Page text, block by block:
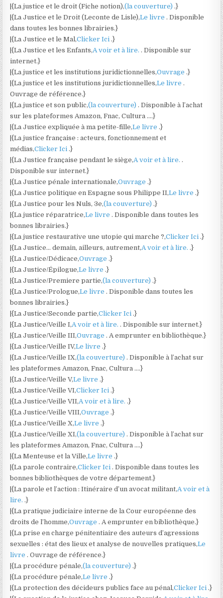
|{La justice et le droit (Fiche notion),(la couverture).}
|{La Justice et le Droit (Leconte de Lisle),Le livre. Disponible
dans toutes les bonnes librairies.}
|{La Justice et le Mal,Clicker Ici.}
|{La Justice et les Enfants,A voir et à lire.. Disponible sur
internet.}
|{La justice et les institutions juridictionnelles,Ouvrage.}
|{La justice et les institutions juridictionnelles,Le livre.
Ouvrage de référence.}
|{La justice et son public,(la couverture). Disponible à l’achat
sur les plateformes Amazon, Fnac, Cultura ….}
|{La Justice expliquée à ma petite-fille,Le livre.}
|{La justice française : acteurs, fonctionnement et
médias,Clicker Ici.}
|{La Justice française pendant le siège,A voir et à lire..
Disponible sur internet.}
|{La Justice pénale internationale,Ouvrage.}
|{La Justice politique en Espagne sous Philippe II,Le livre.}
|{La Justice pour les Nuls, 3e,(la couverture).}
|{La justice réparatrice,Le livre. Disponible dans toutes les
bonnes librairies.}
|{La justice restaurative une utopie qui marche ?,Clicker Ici.}
|{La Justice… demain, ailleurs, autrement,A voir et à lire..}
|{La Justice/Dédicace,Ouvrage.}
|{La Justice/Épilogue,Le livre.}
|{La Justice/Premiere partie,(la couverture).}
|{La Justice/Prologue,Le livre. Disponible dans toutes les
bonnes librairies.}
|{La Justice/Seconde partie,Clicker Ici.}
|{La Justice/Veille I,A voir et à lire.. Disponible sur internet.}
|{La Justice/Veille III,Ouvrage. A emprunter en bibliothèque.}
|{La Justice/Veille IV,Le livre.}
|{La Justice/Veille IX,(la couverture). Disponible à l’achat sur
les plateformes Amazon, Fnac, Cultura ….}
|{La Justice/Veille V,Le livre.}
|{La Justice/Veille VI,Clicker Ici.}
|{La Justice/Veille VII,A voir et à lire..}
|{La Justice/Veille VIII,Ouvrage.}
|{La Justice/Veille X,Le livre.}
|{La Justice/Veille XI,(la couverture). Disponible à l’achat sur
les plateformes Amazon, Fnac, Cultura ….}
|{La Menteuse et la Ville,Le livre.}
|{La parole contraire,Clicker Ici. Disponible dans toutes les
bonnes bibliothèques de votre département.}
|{La parole et l’action : Itinéraire d’un avocat militant,A voir et à
lire..}
|{La pratique judiciaire interne de la Cour européenne des
droits de l’homme,Ouvrage. A emprunter en bibliothèque.}
|{La prise en charge pénitentiaire des auteurs d’agressions
sexuelles : état des lieux et analyse de nouvelles pratiques,Le
livre. Ouvrage de référence.}
|{La procédure pénale,(la couverture).}
|{La procédure pénale,Le livre.}
|{La protection des décideurs publics face au pénal,Clicker Ici.}